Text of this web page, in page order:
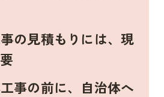
の見積もりには、現
事の前に、自治体へ